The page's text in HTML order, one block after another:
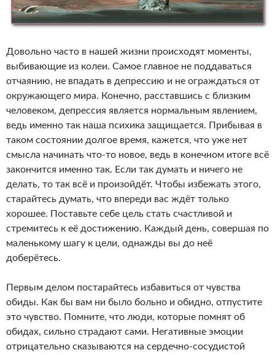
Довольно часто в нашей жизни происходят моменты,
выбивающие из колеи. Самое главное не поддаваться
отчаянию, не впадать в депрессию и не ограждаться от
окружающего мира. Конечно, расставшись с близким
человеком, депрессия является нормальным явлением,
ведь именно так наша психика защищается. Прибывая в
таком состоянии долгое время, кажется, что уже нет
смысла начинать что-то новое, ведь в конечном итоге всё
закончится именно так. Если так думать и ничего не
делать, то так всё и произойдёт. Чтобы избежать этого,
старайтесь думать, что впереди вас ждёт только
хорошее. Поставьте себе цель стать счастливой и
стремитесь к её достижению. Каждый день, совершая по
маленькому шагу к цели, однажды вы до неё
доберётесь.
Первым делом постарайтесь избавиться от чувства
обиды. Как бы вам ни было больно и обидно, отпустите
это чувство. Помните, что люди, которые помнят об
обидах, сильно страдают сами. Негативные эмоции
отрицательно сказываются на сердечно-сосудистой